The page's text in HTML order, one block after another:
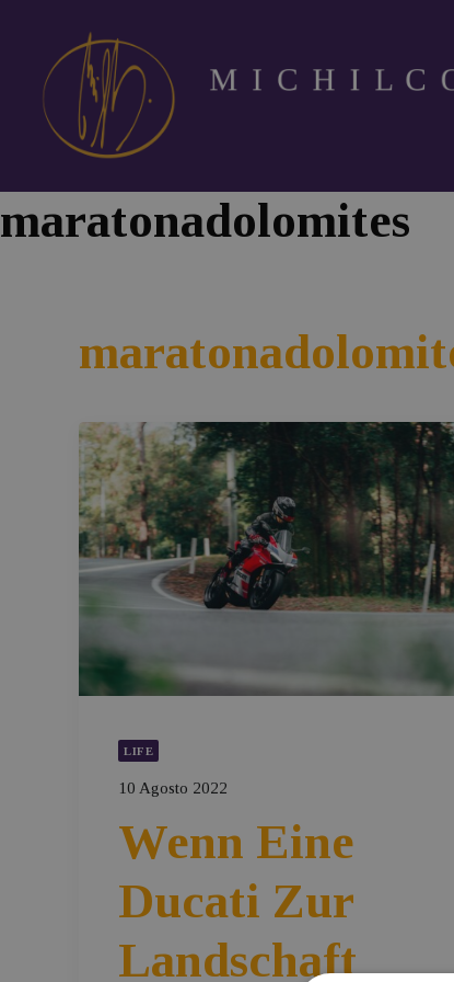
maratonadolomites
LIFE
10 Agosto 2022
Wenn Eine
Ducati Zur
Landschaft